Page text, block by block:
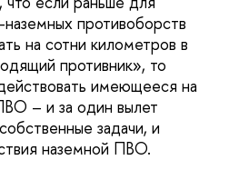
противоборств
на сотни километров в
противник», то
имеющееся на
– и за один вылет
задачи, и
наземной ПВО.